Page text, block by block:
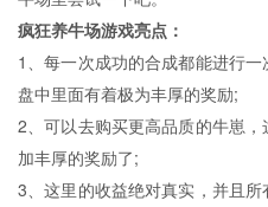
疯狂养牛场游戏亮点：
1、每一次成功的合成都能进行
盘中里面有着极为丰厚的奖励;
2、可以去购买更高品质的牛崽
加丰厚的奖励了;
3、这里的收益绝对真实，并且